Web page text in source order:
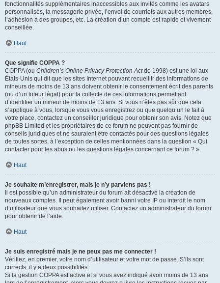
fonctionnalités supplémentaires inaccessibles aux invités comme les avatars
personnalisés, la messagerie privée, l’envoi de courriels aux autres membres,
l’adhésion à des groupes, etc. La création d’un compte est rapide et vivement
conseillée.
Haut
Que signifie COPPA ?
COPPA (ou Children’s Online Privacy Protection Actde 1998) est une loi aux
États-Unis qui dit que les sites Internet pouvant recueillir des informations de
mineurs de moins de 13 ans doivent obtenir le consentement écrit des parents
(ou d’un tuteur légal) pour la collecte de ces informations permettant
d’identifier un mineur de moins de 13 ans. Si vous n’êtes pas sûr que cela
s’applique à vous, lorsque vous vous enregistrez ou que quelqu’un le fait à
votre place, contactez un conseiller juridique pour obtenir son avis. Notez que
phpBB Limited et les propriétaires de ce forum ne peuvent pas fournir de
conseils juridiques et ne sauraient être contactés pour des questions légales
de toutes sortes, à l’exception de celles mentionnées dans la question « Qui
contacter pour les abus ou les questions légales concernant ce forum ? ».
Haut
Je souhaite m’enregistrer, mais je n’y parviens pas !
Il est possible qu’un administrateur du forum ait désactivé la création de
nouveaux comptes. Il peut également avoir banni votre IP ou interdit le nom
d’utilisateur que vous souhaitez utiliser. Contactez un administrateur du forum
pour obtenir de l’aide.
Haut
Je suis enregistré mais je ne peux pas me connecter !
Vérifiez, en premier, votre nom d’utilisateur et votre mot de passe. S’ils sont
corrects, il y a deux possibilités :
Si la gestion COPPA est active et si vous avez indiqué avoir moins de 13 ans